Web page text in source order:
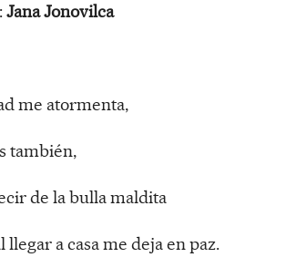
Jana Jonovilca
me atormenta,
también,
de la bulla maldita
llegar a casa me deja en paz.